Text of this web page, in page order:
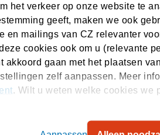
het verkeer op onze website te
geeft, maken we ook
en mailings van CZ relevanter
cookies ook om u (relevante
akkoord gaan met het plaatsen
zelf aanpassen. Meer
. Wilt u weten welke cookies we